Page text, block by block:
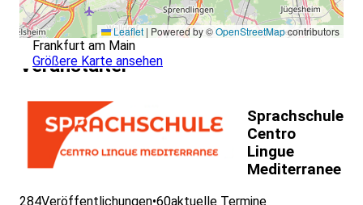
Leaflet | Powered by ©OpenStreetMapcontributors
Frankfurt am Main
Größere Karte ansehen
Veranstalter
Sprachschule
Centro
Lingue
Mediterranee
284Veröffentlichungen•60aktuelle Termine